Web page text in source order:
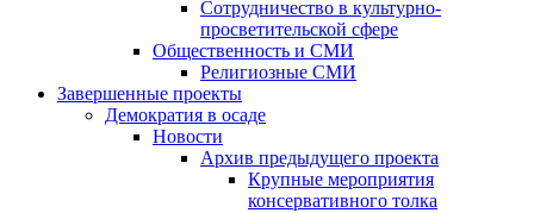
Сотрудничество в культурно-
просветительской сфере
Общественность и СМИ
Религиозные СМИ
Завершенные проекты
Демократия в осаде
Новости
Архив предыдущего проекта
Крупные мероприятия
консервативного толка